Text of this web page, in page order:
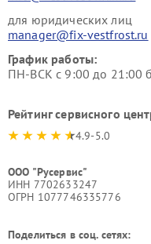
для юридических лиц
manager@fix-vestfrost.ru
График работы:
ПН-ВСК с 9:00 до 21:00
Рейтинг сервисного
4.9-5.0
ООО "Русервис"
ИНН 7702633247
ОГРН 1077746335776
Поделиться в соц. сетях: